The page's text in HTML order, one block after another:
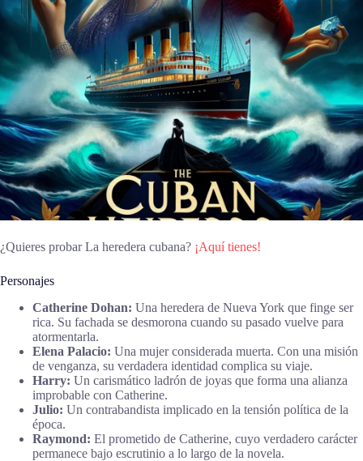
¿Quieres probar La heredera cubana? ¡Aquí tienes!
Personajes
Catherine Dohan: Una heredera de Nueva York que finge ser
rica. Su fachada se desmorona cuando su pasado vuelve para
atormentarla.
Elena Palacio: Una mujer considerada muerta. Con una misión
de venganza, su verdadera identidad complica su viaje.
Harry: Un carismático ladrón de joyas que forma una alianza
improbable con Catherine.
Julio: Un contrabandista implicado en la tensión política de la
época.
Raymond: El prometido de Catherine, cuyo verdadero carácter
permanece bajo escrutinio a lo largo de la novela.